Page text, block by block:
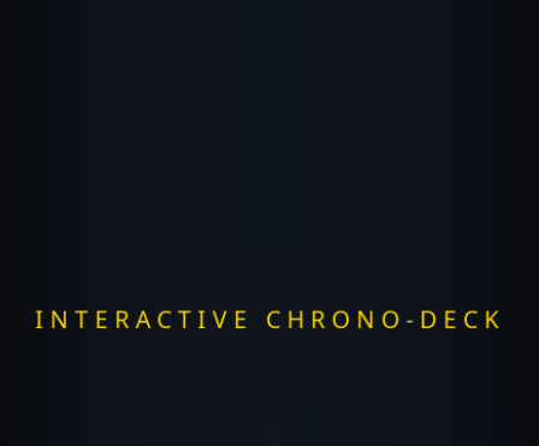
INTERACTIVE CHRONO-DECK